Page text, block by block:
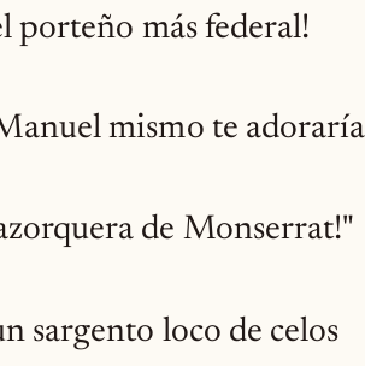
porteño más federal!
mismo te
de Monserrat!"
sargento loco de celos